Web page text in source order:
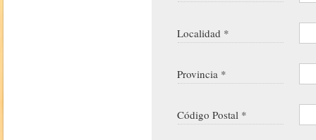
Localidad *
Provincia *
Código Postal *